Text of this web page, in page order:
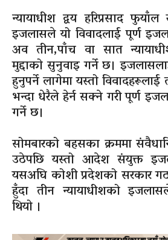
न्यायाधीश द्वय हरिप्रसाद फुयाँल
इजलासले यो विवादलाई पूर्ण
अव तीन,पाँच वा सात
मुद्दाको सुनुवाइ गर्ने छ।
हुनुपर्ने लागेमा यस्तो विवादहरूलाई
भन्दा धेरैले हेर्न सक्ने गरी पूर्ण
गर्ने छ।
सोमबारको बहसका क्रममा
उठेपछि यस्तो आदेश संयुक्त
यसअघि कोशी प्रदेशको सरकार
हुँदा तीन न्यायाधीशको
थियो ।